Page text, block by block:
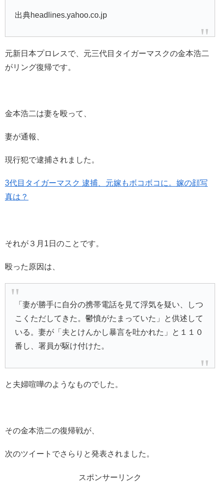
出典headlines.yahoo.co.jp
元新日本プロレスで、元三代目タイガーマスクの金本浩二
がリング復帰です。
金本浩二は妻を殴って、
妻が通報、
現行犯で逮捕されました。
3代目タイガーマスク 逮捕、元嫁もボコボコに。嫁の顔写
真は？
それが３月1日のことです。
殴った原因は、
「妻が勝手に自分の携帯電話を見て浮気を疑い、しつ
こくただしてきた。鬱憤がたまっていた」と供述して
いる。妻が「夫とけんかし暴言を吐かれた」と１１０
番し、署員が駆け付けた。
と夫婦喧嘩のようなものでした。
その金本浩二の復帰戦が、
次のツイートでさらりと発表されました。
スポンサーリンク